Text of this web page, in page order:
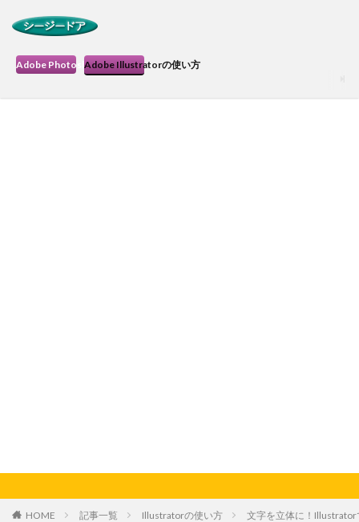
Adobe Photoshopの使い方Adobe Illustratorの使い方
HOME 記事一覧 Illustratorの使い方 文字を立体に！